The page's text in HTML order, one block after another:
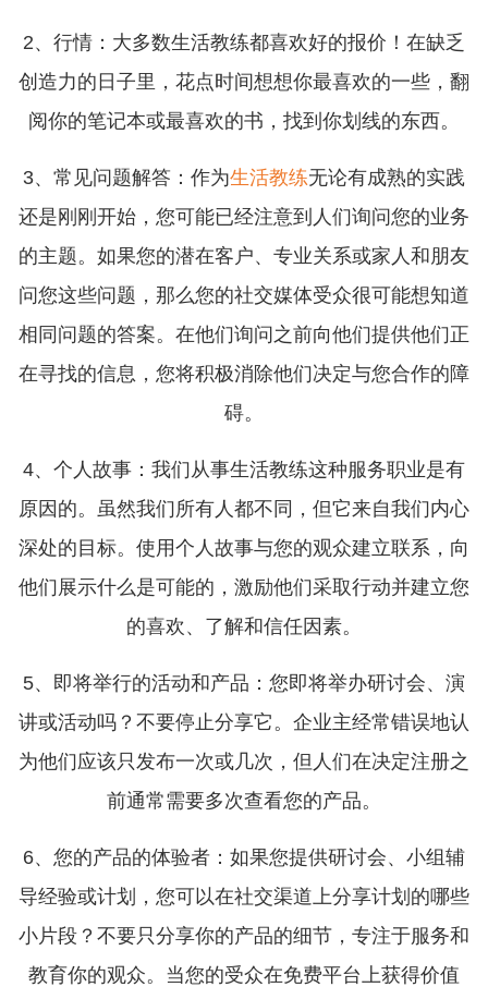
2、行情：大多数生活教练都喜欢好的报价！在缺乏
创造力的日子里，花点时间想想你最喜欢的一些，翻
阅你的笔记本或最喜欢的书，找到你划线的东西。
3、常见问题解答：作为生活教练无论有成熟的实践
还是刚刚开始，您可能已经注意到人们询问您的业务
的主题。如果您的潜在客户、专业关系或家人和朋友
问您这些问题，那么您的社交媒体受众很可能想知道
相同问题的答案。在他们询问之前向他们提供他们正
在寻找的信息，您将积极消除他们决定与您合作的障
碍。
4、个人故事：我们从事生活教练这种服务职业是有
原因的。虽然我们所有人都不同，但它来自我们内心
深处的目标。使用个人故事与您的观众建立联系，向
他们展示什么是可能的，激励他们采取行动并建立您
的喜欢、了解和信任因素。
5、即将举行的活动和产品：您即将举办研讨会、演
讲或活动吗？不要停止分享它。企业主经常错误地认
为他们应该只发布一次或几次，但人们在决定注册之
前通常需要多次查看您的产品。
6、您的产品的体验者：如果您提供研讨会、小组辅
导经验或计划，您可以在社交渠道上分享计划的哪些
小片段？不要只分享你的产品的细节，专注于服务和
教育你的观众。当您的受众在免费平台上获得价值